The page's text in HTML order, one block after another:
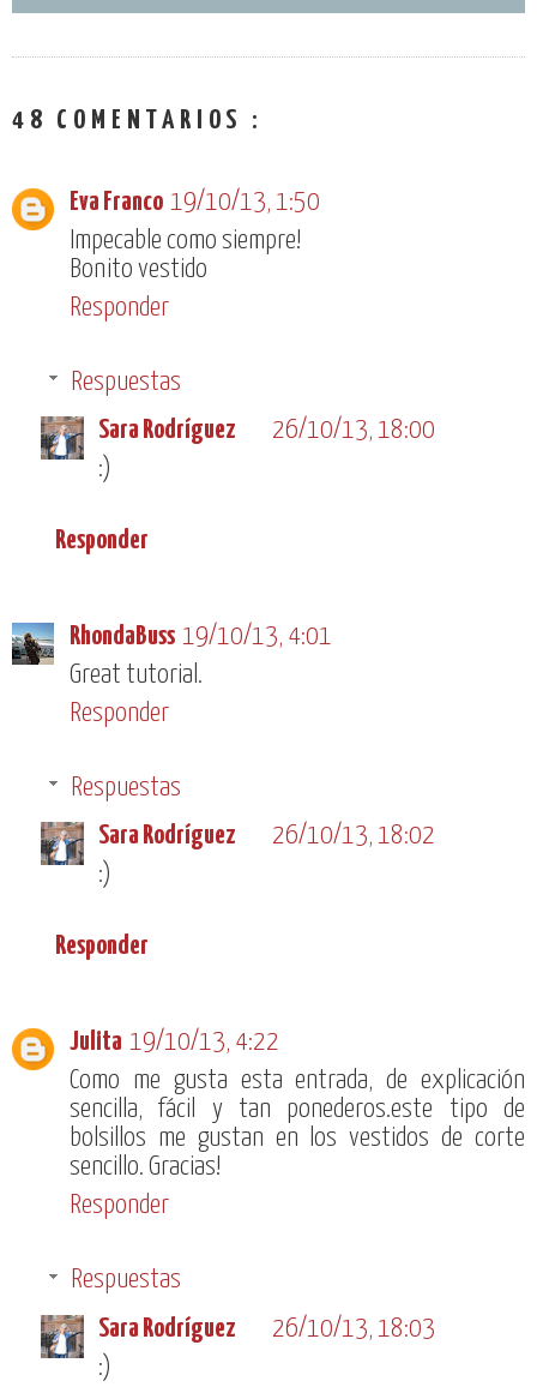
48 COMENTARIOS :
Eva Franco 19/10/13, 1:50
Impecable como siempre!
Bonito vestido
Responder
Respuestas
Sara Rodríguez
26/10/13, 18:00
:)
Responder
RhondaBuss 19/10/13, 4:01
Great tutorial.
Responder
Respuestas
Sara Rodríguez
26/10/13, 18:02
:)
Responder
Julita 19/10/13, 4:22
Como me gusta esta entrada, de explicación
sencilla, fácil y tan ponederos.este tipo de
bolsillos me gustan en los vestidos de corte
sencillo. Gracias!
Responder
Respuestas
Sara Rodríguez
26/10/13, 18:03
:)